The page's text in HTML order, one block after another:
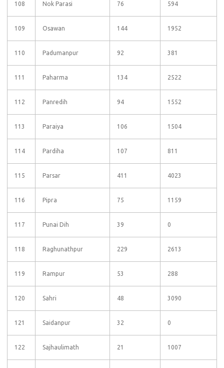
108 Nok Parasi 76 594
109 Osawan 144 1952
110 Padumanpur 92 381
111 Paharma 134 2522
112 Panredih 94 1552
113 Paraiya 106 1504
114 Pardiha 107 811
115 Parsar 411 4023
116 Pipra 75 1159
117 Punai Dih 39 0
118 Raghunathpur 229 2613
119 Rampur 53 288
120 Sahri 48 3090
121 Saidanpur 32 0
122 Sajhaulimath 21 1007